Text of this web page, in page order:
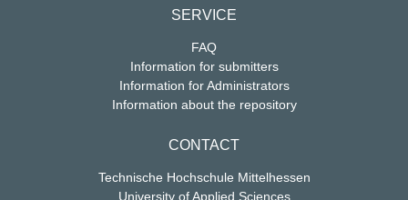
SERVICE
FAQ
Information for submitters
Information for Administrators
Information about the repository
CONTACT
Technische Hochschule Mittelhessen
University of Applied Sciences